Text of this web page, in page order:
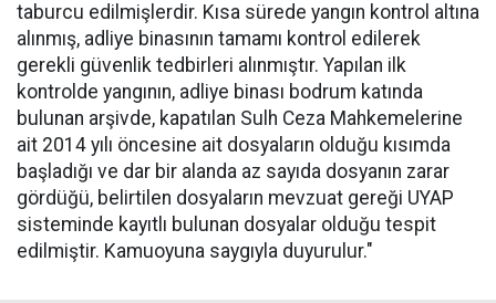
taburcu edilmişlerdir. Kısa sürede yangın kontrol altına
alınmış, adliye binasının tamamı kontrol edilerek
gerekli güvenlik tedbirleri alınmıştır. Yapılan ilk
kontrolde yangının, adliye binası bodrum katında
bulunan arşivde, kapatılan Sulh Ceza Mahkemelerine
ait 2014 yılı öncesine ait dosyaların olduğu kısımda
başladığı ve dar bir alanda az sayıda dosyanın zarar
gördüğü, belirtilen dosyaların mevzuat gereği UYAP
sisteminde kayıtlı bulunan dosyalar olduğu tespit
edilmiştir. Kamuoyuna saygıyla duyurulur."